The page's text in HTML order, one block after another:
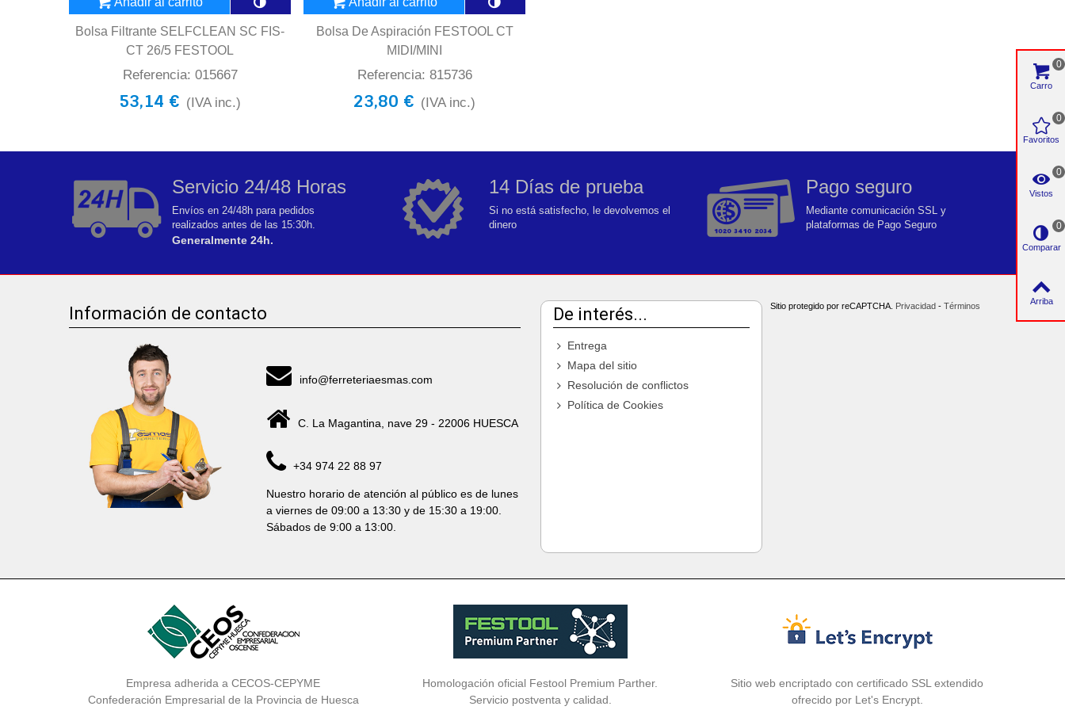
Bolsa Filtrante SELFCLEAN SC FIS-
CT 26/5 FESTOOL
Referencia: 015667
53,14 € (IVA inc.)
Bolsa De Aspiración FESTOOL CT
MIDI/MINI
Referencia: 815736
23,80 € (IVA inc.)
Servicio 24/48 Horas
Envíos en 24/48h para pedidos
realizados antes de las 15:30h.
Generalmente 24h.
14 Días de prueba
Si no está satisfecho, le devolvemos el
dinero
Pago seguro
Mediante comunicación SSL y
plataformas de Pago Seguro
Información de contacto
info@ferreteriaesmas.com
C. La Magantina, nave 29 - 22006 HUESCA
+34 974 22 88 97
Nuestro horario de atención al público es de lunes
a viernes de 09:00 a 13:30 y de 15:30 a 19:00.
Sábados de 9:00 a 13:00.
De interés...
Entrega
Mapa del sitio
Resolución de conflictos
Política de Cookies
Sitio protegido por reCAPTCHA. Privacidad - Términos
Empresa adherida a CECOS-CEPYME
Confederación Empresarial de la Provincia de Huesca
Homologación oficial Festool Premium Parther.
Servicio postventa y calidad.
Sitio web encriptado con certificado SSL extendido
ofrecido por Let's Encrypt.
Carro
0
Favoritos
0
Vistos
0
Comparar
0
Arriba